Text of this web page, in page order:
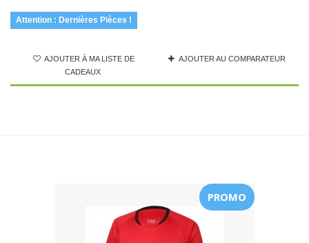
Attention : Dernières Pièces !
AJOUTER À MA LISTE DE
CADEAUX
AJOUTER AU COMPARATEUR
PROMO